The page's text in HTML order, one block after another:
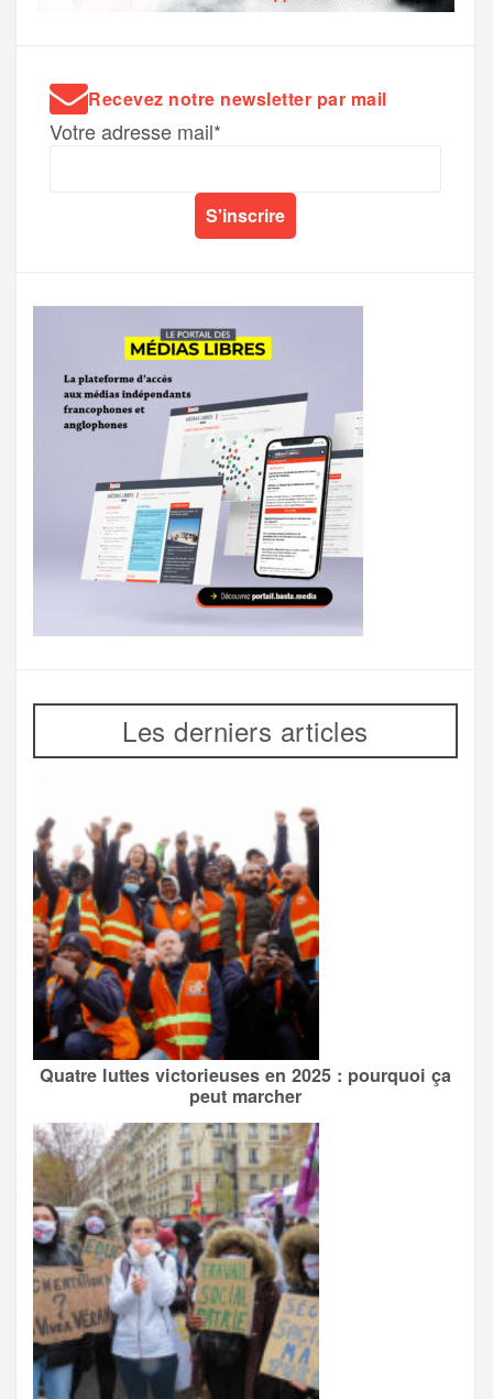
Recevez notre newsletter par mail
Votre adresse mail*
Les derniers articles
Quatre luttes victorieuses en 2025 : pourquoi ça
peut marcher